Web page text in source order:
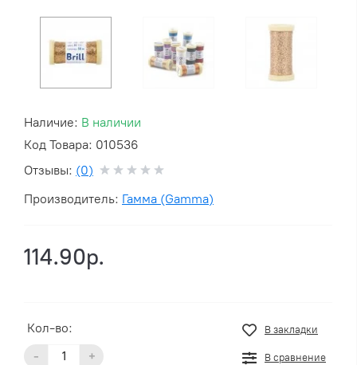
Наличие: В наличии
Код Товара: 010536
Отзывы: (0)
Производитель: Гамма (Gamma)
114.90р.
Кол-во:
- +
В закладки
В сравнение